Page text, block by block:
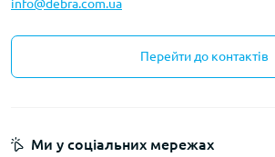
info@debra.com.ua
Перейти до контактів
Ми у соціальних мережах